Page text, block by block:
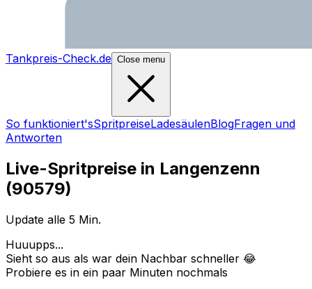
Tankpreis-Check.de Close menu
So funktioniert'sSpritpreiseLadesäulenBlogFragen und
Antworten
Live-Spritpreise in Langenzenn
(90579)
Update alle 5 Min.
Huuupps...
Sieht so aus als war dein Nachbar schneller 😂
Probiere es in ein paar Minuten nochmals